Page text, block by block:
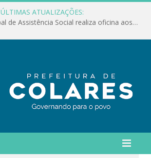
ÚLTIMAS ATUALIZAÇÕES:
Conselho Municipal de Assistência Social realiza oficina aos servidores